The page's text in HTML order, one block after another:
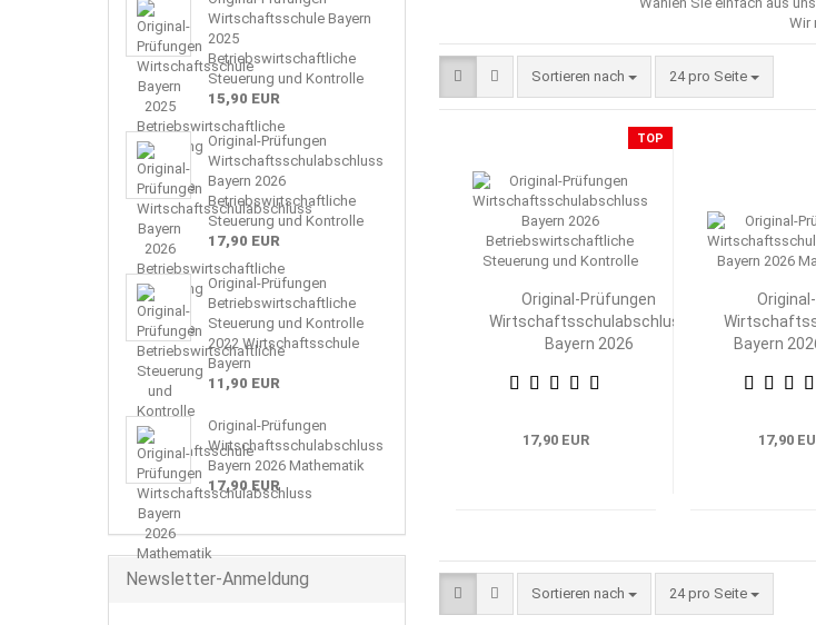
Wir
Sortieren nach
Sortieren nach 24 pro Seite
pro Seite
TOP
Original-Prüfungen
Wirtschaftsschulabschluss
Bayern 2026
Steuerung und Kontrolle
17,90 EUR
Bayern
17,90
Sortieren nach
Sortieren nach 24 pro Seite
pro Seite
Wirtschaftsschule Bayern
2025
Betriebswirtschaftliche
Steuerung und Kontrolle
15,90 EUR
Original-Prüfungen
Wirtschaftsschulabschluss
Bayern 2026
Betriebswirtschaftliche
Steuerung und Kontrolle
17,90 EUR
Original-Prüfungen
Betriebswirtschaftliche
Steuerung und Kontrolle
2022 Wirtschaftsschule
Bayern
11,90 EUR
Original-Prüfungen
Wirtschaftsschulabschluss
Bayern 2026 Mathematik
17,90 EUR
Newsletter-Anmeldung